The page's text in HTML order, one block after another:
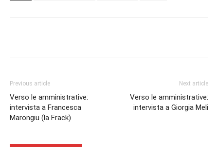
Previous article
Verso le amministrative:
intervista a Francesca
Marongiu (la Frack)
Next article
Verso le amministrative:
intervista a Giorgia Meli